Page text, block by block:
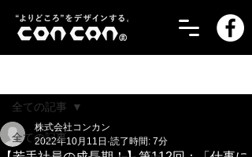
全ての記事
全ての記事
株式会社コンカン
2022年10月11日 読了時間: 7分